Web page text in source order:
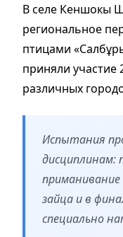
В селе Кеншокы
региональное
птицами
приняли участие
различных
Испытания
дисциплинам:
зайца и в
специально